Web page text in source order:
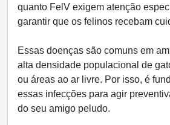
quanto FelV exigem atenção
garantir que os felinos recebam
Essas doenças são comuns em
alta densidade populacional de
ou áreas ao ar livre. Por isso, é
essas infecções para agir
do seu amigo peludo.